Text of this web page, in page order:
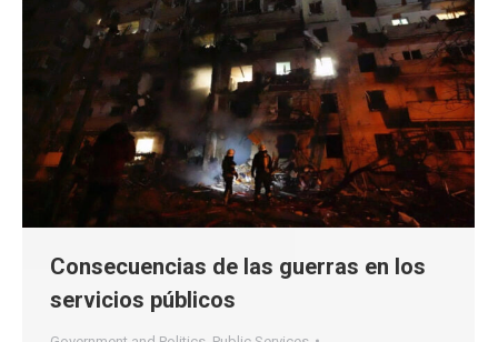
Consecuencias de las guerras en los
servicios públicos